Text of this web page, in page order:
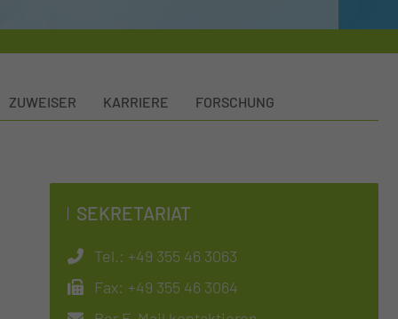
ZUWEISER KARRIERE FORSCHUNG
SEKRETARIAT
Tel.: +49 355 46 3063
Fax: +49 355 46 3064